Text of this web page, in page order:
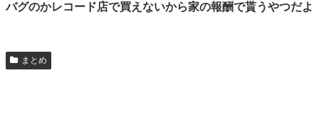
バグのかレコード店で買えないから家の報酬で貰うやつだよ
まとめ